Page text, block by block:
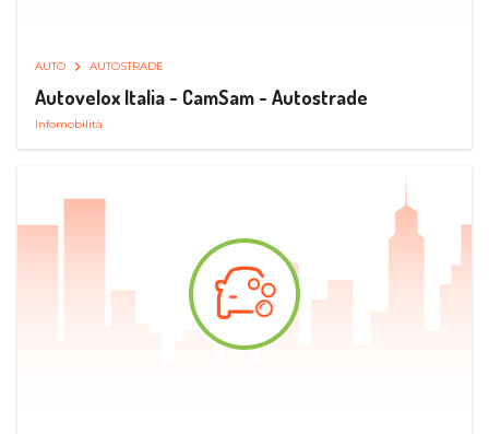
AUTO AUTOSTRADE
Autovelox Italia - CamSam - Autostrade
Infomobilità